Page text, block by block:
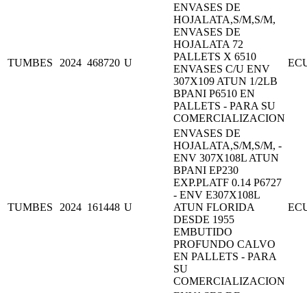
TUMBES 2024 468720 U
ENVASES DE
HOJALATA,S/M,S/M,
ENVASES DE
HOJALATA 72
PALLETS X 6510
ENVASES C/U ENV
307X109 ATUN 1/2LB
BPANI P6510 EN
PALLETS - PARA SU
COMERCIALIZACION
TUMBES 2024 161448 U
ENVASES DE
HOJALATA,S/M,S/M, -
ENV 307X108L ATUN
BPANI EP230
EXP.PLATF 0.14 P6727
- ENV E307X108L
ATUN FLORIDA
DESDE 1955
EMBUTIDO
PROFUNDO CALVO
EN PALLETS - PARA
SU
COMERCIALIZACION